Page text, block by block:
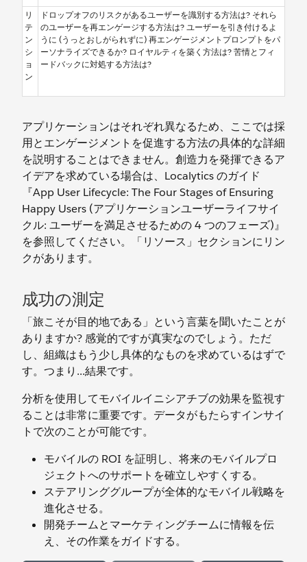
リ
テ
ン
シ
ョ
ン
ドロップオフのリスクがあるユーザーを識別する方法は? それら
のユーザーを再エンゲージする方法は? ユーザーを引き付けるよ
うに (うっとおしがられずに) 再エンゲージメントプロンプトをパ
ーソナライズできるか? ロイヤルティを築く方法は? 苦情とフィ
ードバックに対処する方法は?
アプリケーションはそれぞれ異なるため、ここでは採
用とエンゲージメントを促進する方法の具体的な詳細
を説明することはできません。創造力を発揮できるア
イデアを求めている場合は、Localytics のガイド
『App User Lifecycle: The Four Stages of Ensuring
Happy Users (アプリケーションユーザーライフサイ
クル: ユーザーを満足させるための 4 つのフェーズ)』
を参照してください。「リソース」セクションにリン
クがあります。
成功の測定
「旅こそが目的地である」という言葉を聞いたことが
ありますか? 感覚的ですが真実なのでしょう。ただ
し、組織はもう少し具体的なものを求めているはずで
す。つまり...結果です。
分析を使用してモバイルイニシアチブの効果を監視す
ることは非常に重要です。データがもたらすインサイ
トで次のことが可能です。
モバイルの ROI を証明し、将来のモバイルプロ
ジェクトへのサポートを確立しやすくする。
ステアリンググループが全体的なモバイル戦略を
進化させる。
開発チームとマーケティングチームに情報を伝
え、その作業をガイドする。